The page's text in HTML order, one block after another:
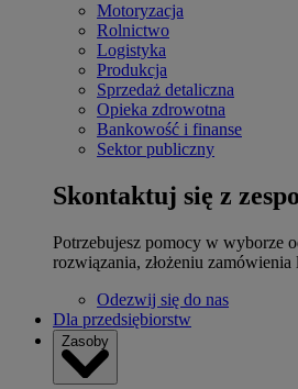
Motoryzacja
Rolnictwo
Logistyka
Produkcja
Sprzedaż detaliczna
Opieka zdrowotna
Bankowość i finanse
Sektor publiczny
Skontaktuj się z
Potrzebujesz pomocy w wyborze
rozwiązania, złożeniu
Odezwij się do nas
Dla przedsiębiorstw
Zasoby